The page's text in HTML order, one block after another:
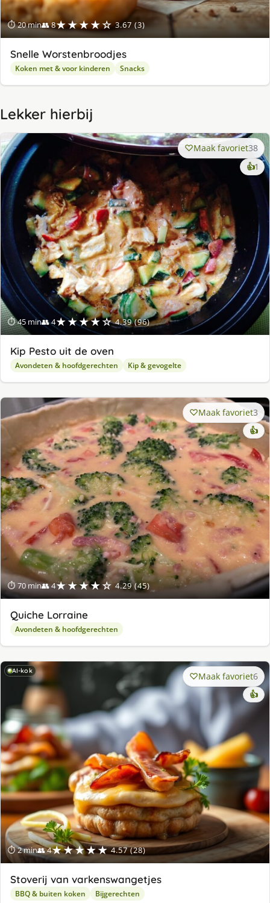
⏱ 20 min👥 8★★★★☆ 3.67 (3)
Snelle Worstenbroodjes
Koken met & voor kinderen Snacks
Lekker hierbij
⏱ 45 min👥 4★★★★☆ 4.39 (96)
Maak favoriet38
👍1
Kip Pesto uit de oven
Avondeten & hoofdgerechten Kip & gevogelte
⏱ 70 min👥 4★★★★☆ 4.29 (45)
Maak favoriet3
👍
Quiche Lorraine
Avondeten & hoofdgerechten
AI-kok
⏱ 2 min👥 4★★★★★ 4.57 (28)
Maak favoriet6
👍
Stoverij van varkenswangetjes
BBQ & buiten koken Bijgerechten